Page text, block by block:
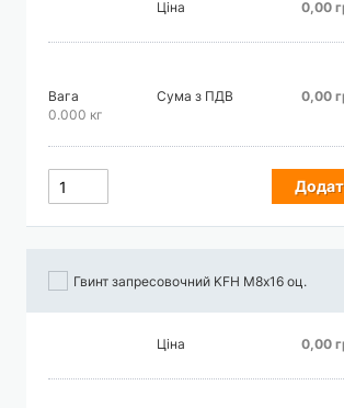
Ціна 0,00
Вага
0.000 кг
Сума з ПДВ 0,00
Гвинт запресовочний KFH М8х16 оц.
Ціна 0,00